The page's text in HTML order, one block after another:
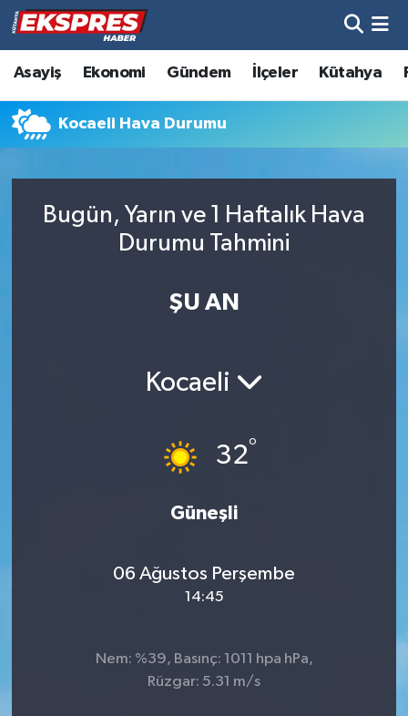
Asayiş Ekonomi Gündem İlçeler Kütahya
Kocaeli Hava Durumu
Bugün, Yarın ve 1 Haftalık Hava
Durumu Tahmini
ŞU AN
Kocaeli
32°
Güneşli
06 Ağustos Perşembe
14:45
Nem: %39, Basınç: 1011 hpa hPa,
Rüzgar: 5.31 m/s
Altıntaş
Asayiş
Biyografiler
Hava Durumu
Trafik Durumu
Tüm Manşetler
Son Dakika Haberleri